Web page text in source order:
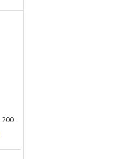
KLORANE Zob balzam 200ml